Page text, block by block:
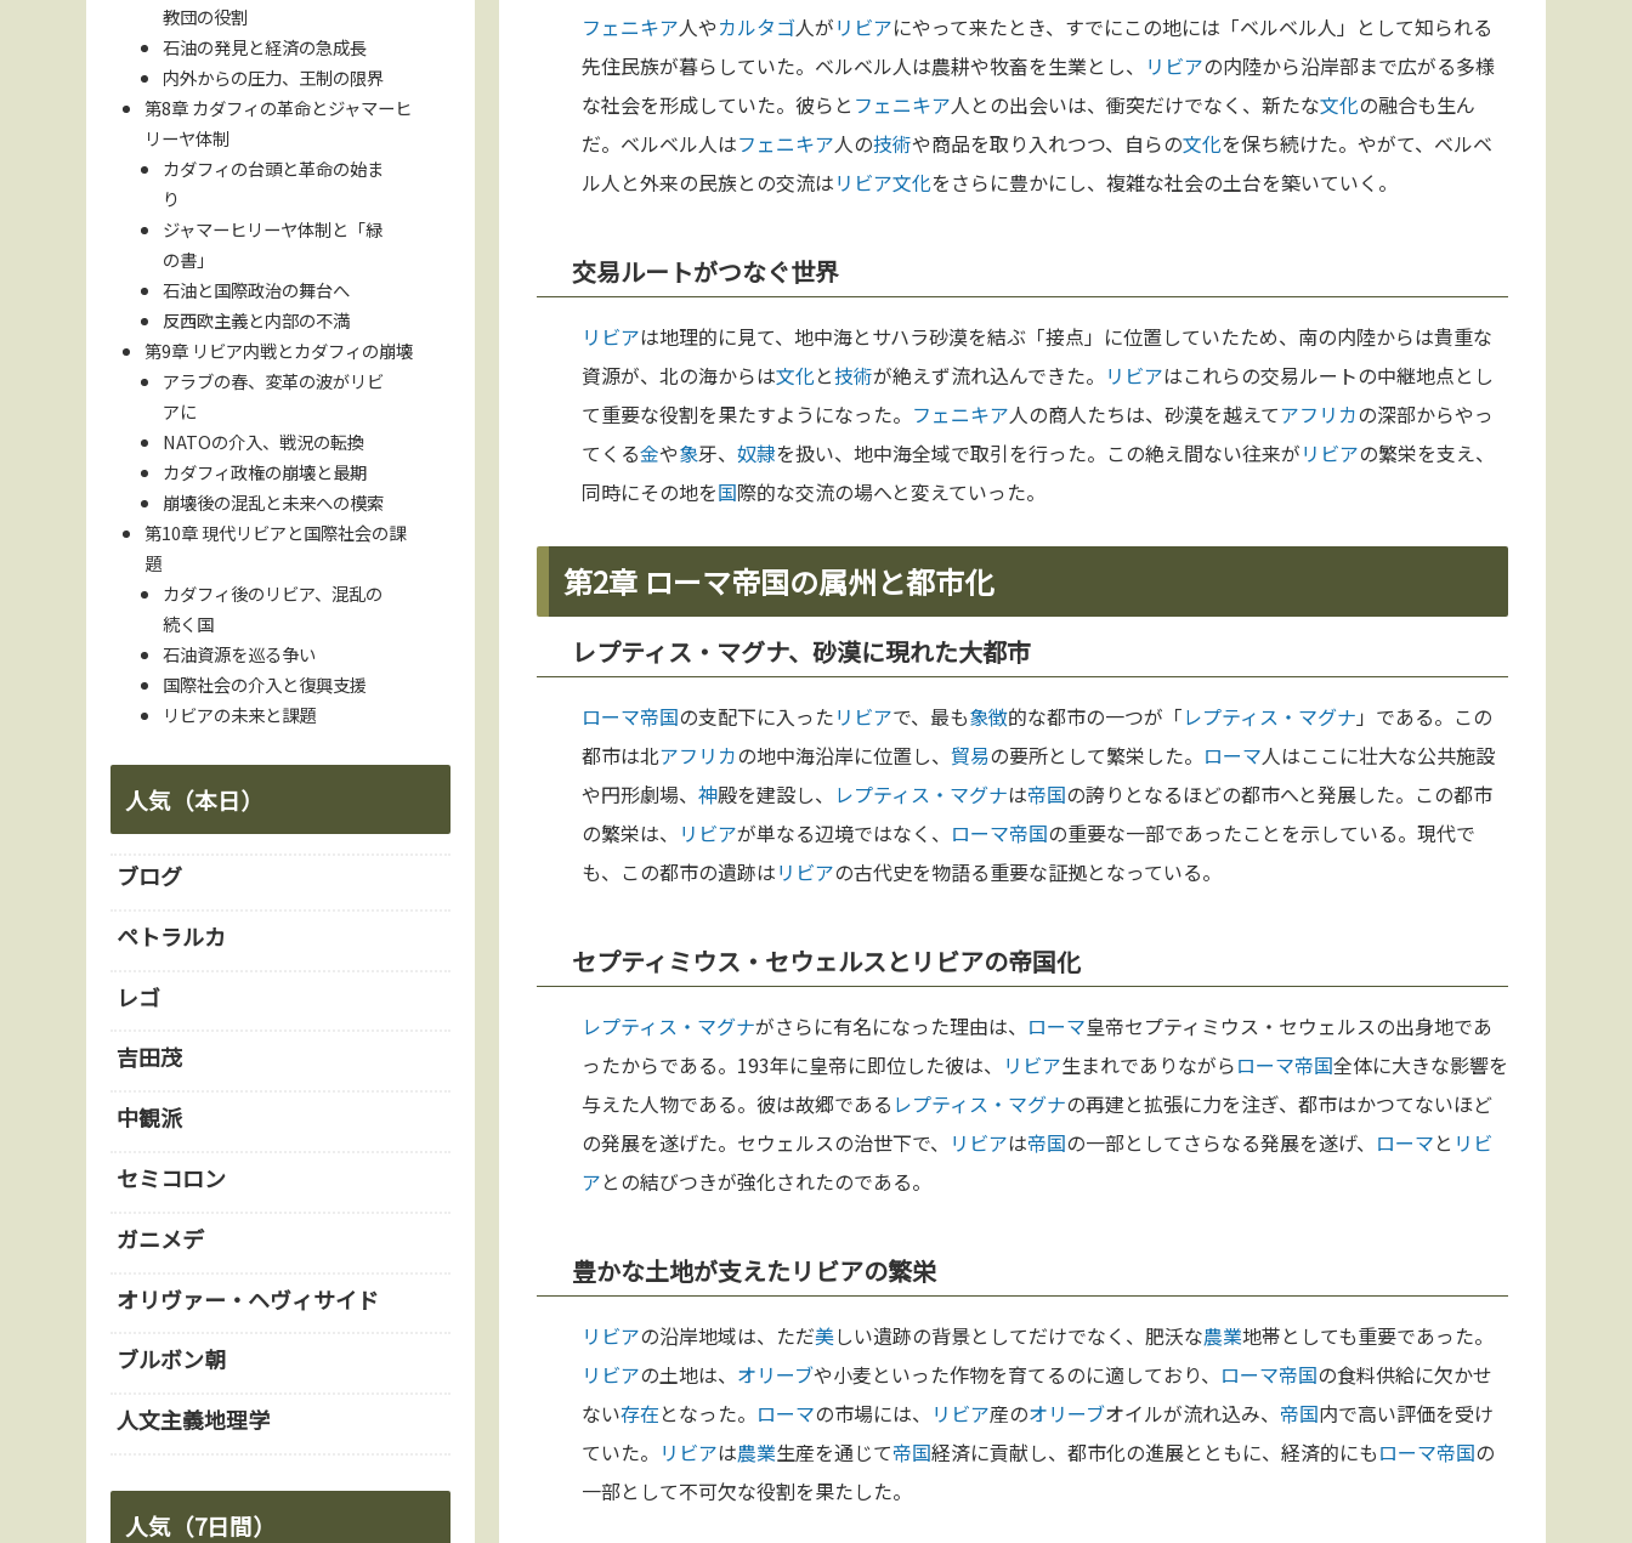
フェニキア人やカルタゴ人がリビアにやって来たとき、すでにこの地には「ベルベル人」として知られる
先住民族が暮らしていた。ベルベル人は農耕や牧畜を生業とし、 リビアの内陸から沿岸部まで広がる多様
な社会を形成していた。彼らと フェニキア人との出会いは、衝突だけでなく、新たな文化の融合も生ん
だ。ベルベル人はフェニキア人の技術や商品を取り入れつつ、自らの文化を保ち続けた。やがて、ベルベ
ル人と外来の民族との交流はリビア文化をさらに豊かにし、複雑な社会の土台を築いていく。
交易ルートがつなぐ世界
リビアは地理的に見て、地中海とサハラ砂漠を結ぶ「接点」に位置していたため、南の内陸からは貴重な
資源が、北の海からは文化と技術が絶えず流れ込んできた。 リビアはこれらの交易ルートの中継地点とし
て重要な役割を果たすようになった。 フェニキア人の商人たちは、砂漠を越えてアフリカの深部からやっ
てくる金や象牙、 奴隷を扱い、地中海全域で取引を行った。この絶え間ない往来がリビアの繁栄を支え、
同時にその地を国際的な交流の場へと変えていった。
第2章 ローマ帝国の属州と都市化
レプティス・マグナ、砂漠に現れた大都市
ローマ帝国の支配下に入ったリビアで、最も象徴的な都市の一つが「レプティス・マグナ 」である。この
都市は北アフリカの地中海沿岸に位置し、 貿易の要所として繁栄した。 ローマ人はここに壮大な公共施設
や円形劇場、 神殿を建設し、 レプティス・マグナは帝国の誇りとなるほどの都市へと発展した。この都市
の繁栄は、 リビアが単なる辺境ではなく、 ローマ帝国の重要な一部であったことを示している。現代で
も、この都市の遺跡はリビアの古代史を物語る重要な証拠となっている。
セプティミウス・セウェルスとリビアの帝国化
レプティス・マグナがさらに有名になった理由は、 ローマ皇帝セプティミウス・セウェルスの出身地であ
ったからである。193年に皇帝に即位した彼は、 リビア生まれでありながらローマ帝国全体に大きな影響を
与えた人物である。彼は故郷である レプティス・マグナの再建と拡張に力を注ぎ、都市はかつてないほど
の発展を遂げた。セウェルスの治世下で、 リビアは帝国の一部としてさらなる発展を遂げ、 ローマと リビ
アとの結びつきが強化されたのである。
豊かな土地が支えたリビアの繁栄
リビアの沿岸地域は、ただ美しい遺跡の背景としてだけでなく、肥沃な農業地帯としても重要であった。
リビアの土地は、 オリーブや小麦といった作物を育てるのに適しており、 ローマ帝国の食料供給に欠かせ
ない存在となった。 ローマの市場には、 リビア産のオリーブオイルが流れ込み、 帝国内で高い評価を受け
ていた。 リビアは農業生産を通じて帝国経済に貢献し、都市化の進展とともに、経済的にもローマ帝国の
一部として不可欠な役割を果たした。
教団の役割
石油の発見と経済の急成長
内外からの圧力、王制の限界
第8章 カダフィの革命とジャマーヒ
リーヤ体制
カダフィの台頭と革命の始ま
り
ジャマーヒリーヤ体制と「緑
の書」
石油と国際政治の舞台へ
反西欧主義と内部の不満
第9章 リビア内戦とカダフィの崩壊
アラブの春、変革の波がリビ
アに
NATOの介入、戦況の転換
カダフィ政権の崩壊と最期
崩壊後の混乱と未来への模索
第10章 現代リビアと国際社会の課
題
カダフィ後のリビア、混乱の
続く国
石油資源を巡る争い
国際社会の介入と復興支援
リビアの未来と課題
人気（本日）
ブログ
ペトラルカ
レゴ
吉田茂
中観派
セミコロン
ガニメデ
オリヴァー・ヘヴィサイド
ブルボン朝
人文主義地理学
人気（7日間）